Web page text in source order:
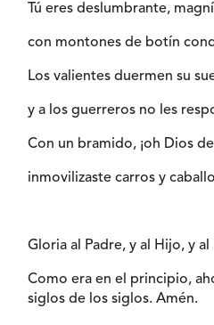
Tú eres deslumbrante,
con montones de botín
Los valientes duermen su
y a los guerreros no les
Con un bramido, ¡oh Dios
inmovilizaste carros y
Gloria al Padre, y al Hijo, y
Como era en el principio,
siglos de los siglos. Amén.